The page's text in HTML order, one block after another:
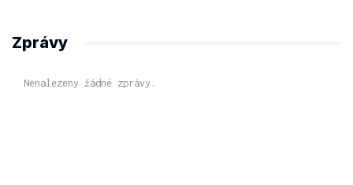
Zprávy
Nenalezeny žádné zprávy.